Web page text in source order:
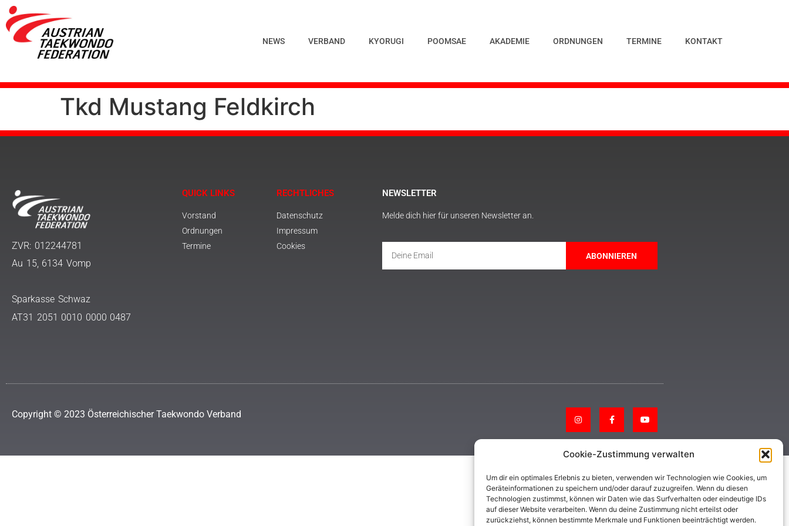
Cookie-Zustimmung verwalten
Um dir ein optimales Erlebnis zu bieten, verwenden wir Technologien wie Cookies, um
Geräteinformationen zu speichern und/oder darauf zuzugreifen. Wenn du diesen
Technologien zustimmst, können wir Daten wie das Surfverhalten oder eindeutige IDs
auf dieser Website verarbeiten. Wenn du deine Zustimmung nicht erteilst oder
zurückziehst, können bestimmte Merkmale und Funktionen beeinträchtigt werden.
NEWS VERBAND KYORUGI POOMSAE AKADEMIE ORDNUNGEN TERMINE KONTAKT
Tkd Mustang Feldkirch
ZVR: 012244781
Au 15, 6134 Vomp
Sparkasse Schwaz
AT31 2051 0010 0000 0487
QUICK LINKS
Vorstand
Ordnungen
Termine
RECHTLICHES
Datenschutz
Impressum
Cookies
NEWSLETTER
Melde dich hier für unseren Newsletter an.
ABONNIEREN
Copyright © 2023 Österreichischer Taekwondo Verband